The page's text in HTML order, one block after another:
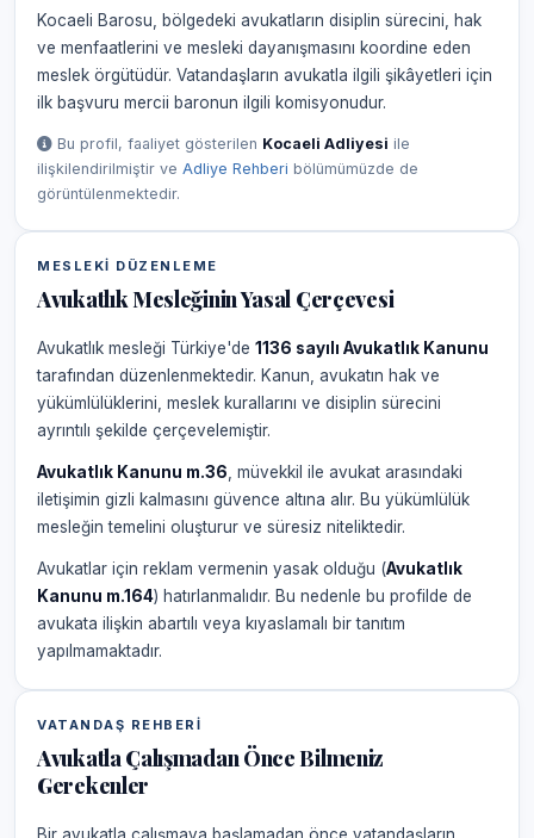
Kocaeli Barosu, bölgedeki avukatların disiplin sürecini, hak
ve menfaatlerini ve mesleki dayanışmasını koordine eden
meslek örgütüdür. Vatandaşların avukatla ilgili şikâyetleri için
ilk başvuru mercii baronun ilgili komisyonudur.
Bu profil, faaliyet gösterilen Kocaeli Adliyesi ile
ilişkilendirilmiştir ve Adliye Rehberi bölümümüzde de
görüntülenmektedir.
MESLEKI DÜZENLEME
Avukatlık Mesleğinin Yasal Çerçevesi
Avukatlık mesleği Türkiye'de 1136 sayılı Avukatlık Kanunu
tarafından düzenlenmektedir. Kanun, avukatın hak ve
yükümlülüklerini, meslek kurallarını ve disiplin sürecini
ayrıntılı şekilde çerçevelemiştir.
Avukatlık Kanunu m.36 , müvekkil ile avukat arasındaki
iletişimin gizli kalmasını güvence altına alır. Bu yükümlülük
mesleğin temelini oluşturur ve süresiz niteliktedir.
Avukatlar için reklam vermenin yasak olduğu (Avukatlık
Kanunu m.164) hatırlanmalıdır. Bu nedenle bu profilde de
avukata ilişkin abartılı veya kıyaslamalı bir tanıtım
yapılmamaktadır.
VATANDAŞ REHBERI
Avukatla Çalışmadan Önce Bilmeniz
Gerekenler